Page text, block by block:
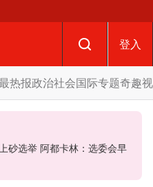
登入
热报政治社会国际专题奇趣
开放与各方合作迎战甲州选 扎希：国阵捍卫甲州21席
居民各
：选委会早